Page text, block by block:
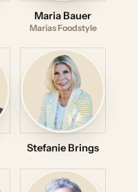
Maria Bauer
Marias Foodstyle
Stefanie Brings